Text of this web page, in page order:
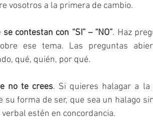
vosotros a la primera de cambio.
contestan con “SI” – “NO”. Haz
ese tema. Las preguntas
qué, quién, por qué.
no te crees. Si quieres halagar a
su forma de ser, que sea un halago
estén en concordancia.